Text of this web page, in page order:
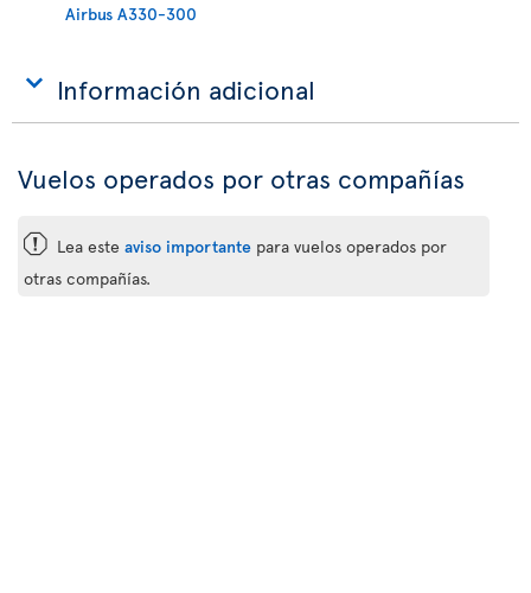
Airbus A330-300
Información adicional
Vuelos operados por otras compañías
ü Lea este aviso importante para vuelos operados por
otras compañías.